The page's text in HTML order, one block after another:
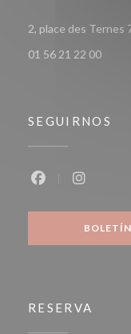
2, place des Ternes
01 56 21 22 00
SEGUIRNOS
BOLETÍN
RESERVA